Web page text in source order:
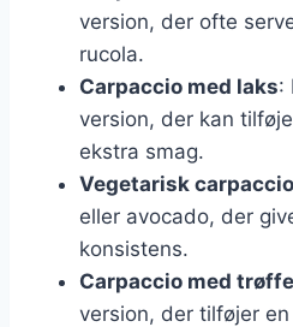
version, der ofte
rucola.
Carpaccio med laks:
version, der kan
ekstra smag.
Vegetarisk carpaccio
eller avocado, der
konsistens.
Carpaccio med
version, der tilføjer